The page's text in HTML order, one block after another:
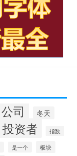
公司 冬天
投资者 指数
是一个 板块